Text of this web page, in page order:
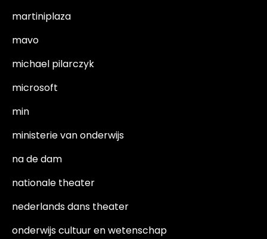
martiniplaza
mavo
michael pilarczyk
microsoft
min
ministerie van onderwijs
na de dam
nationale theater
nederlands dans theater
onderwijs cultuur en wetenschap